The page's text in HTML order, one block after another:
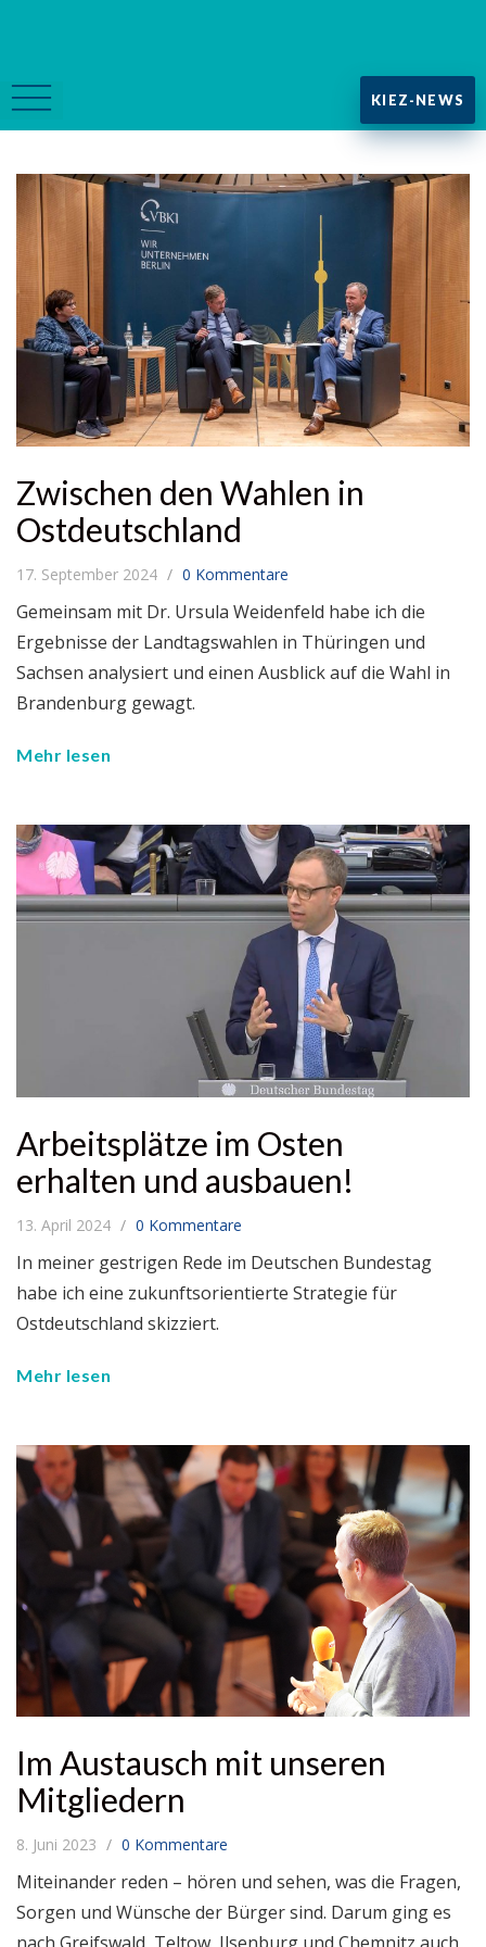
KIEZ-NEWS
Zwischen den Wahlen in
Ostdeutschland
17. September 2024 0 Kommentare
Gemeinsam mit Dr. Ursula Weidenfeld habe ich die
Ergebnisse der Landtagswahlen in Thüringen und
Sachsen analysiert und einen Ausblick auf die Wahl in
Brandenburg gewagt.
Mehr lesen
Arbeitsplätze im Osten
erhalten und ausbauen!
13. April 2024 0 Kommentare
In meiner gestrigen Rede im Deutschen Bundestag
habe ich eine zukunftsorientierte Strategie für
Ostdeutschland skizziert.
Mehr lesen
Im Austausch mit unseren
Mitgliedern
8. Juni 2023 0 Kommentare
Miteinander reden – hören und sehen, was die Fragen,
Sorgen und Wünsche der Bürger sind. Darum ging es